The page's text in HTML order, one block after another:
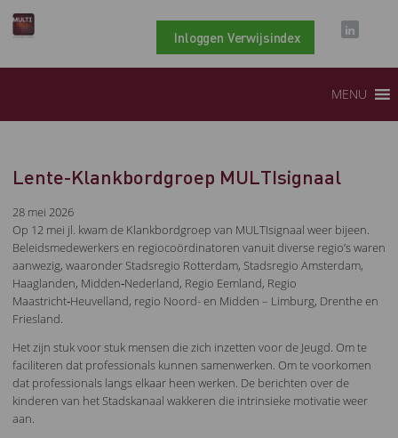
Inloggen Verwijsindex
MENU
Lente-Klankbordgroep MULTIsignaal
28 mei 2026
Op 12 mei jl. kwam de Klankbordgroep van MULTIsignaal weer bijeen.
Beleidsmedewerkers en regiocoördinatoren vanuit diverse regio’s waren
aanwezig, waaronder Stadsregio Rotterdam, Stadsregio Amsterdam,
Haaglanden, Midden‑Nederland, Regio Eemland, Regio
Maastricht‑Heuvelland, regio Noord- en Midden – Limburg, Drenthe en
Friesland.
Het zijn stuk voor stuk mensen die zich inzetten voor de Jeugd. Om te
faciliteren dat professionals kunnen samenwerken. Om te voorkomen
dat professionals langs elkaar heen werken. De berichten over de
kinderen van het Stadskanaal wakkeren die intrinsieke motivatie weer
aan.